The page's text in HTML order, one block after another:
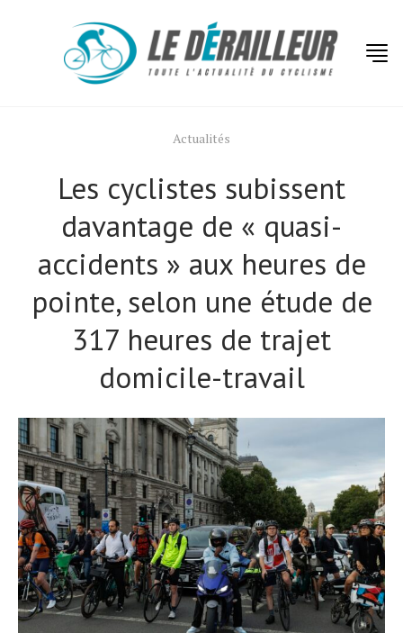
Actualités
Les cyclistes subissent
davantage de « quasi-
accidents » aux heures de
pointe, selon une étude de
317 heures de trajet
domicile-travail